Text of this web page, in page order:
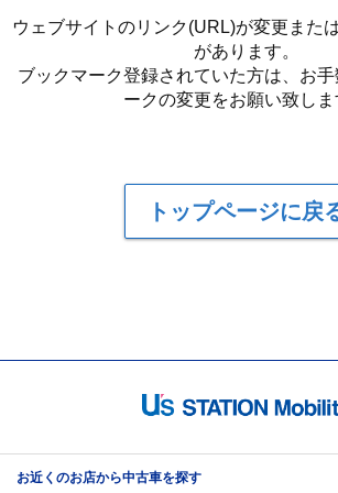
ウェブサイトのリンク(URL)が変更また
があります。
ブックマーク登録されていた方は、お
ークの変更をお願い致しま
トップページに戻
お近くのお店から中古車を探す